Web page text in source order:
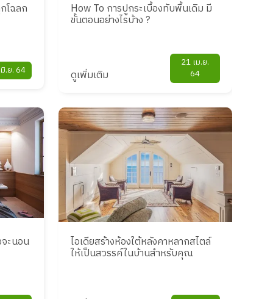
โฉลก
.ย. 64
How To การปูกระเบื้องทับพื้นเดิม มี
ขั้นตอนอย่างไรบ้าง ?
ดูเพิ่มเติม
21 เม.ย.
64
ะนอน ไอเดียสร้างห้องใต้หลังคาหลากสไตล์
ให้เป็นสวรรค์ในบ้านสำหรับคุณ